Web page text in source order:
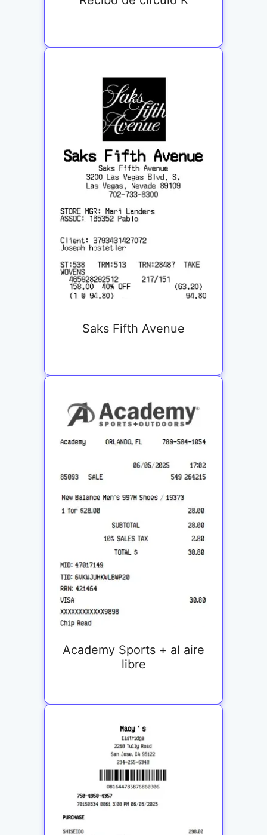
Saks Fifth Avenue
Academy Sports + al aire
libre